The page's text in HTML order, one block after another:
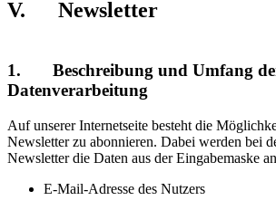
V. Newsletter
1. Beschreibung und Umfang
Datenverarbeitung
Auf unserer Internetseite besteht die
Newsletter zu abonnieren. Dabei werden bei
Newsletter die Daten aus der Eingabemaske
E-Mail-Adresse des Nutzers